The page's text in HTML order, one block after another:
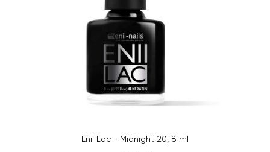
Enii Lac - Midnight 20, 8 ml